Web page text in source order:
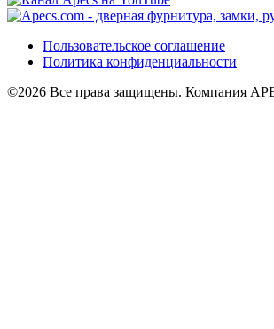
Пользовательское соглашение
Политика конфиденциальности
©2026 Все права защищены. Компания